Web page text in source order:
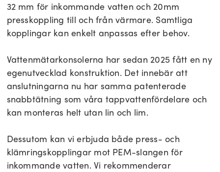
32 mm för inkommande vatten och 20mm
presskoppling till och från värmare. Samtliga
kopplingar kan enkelt anpassas efter behov.
Vattenmätarkonsolerna har sedan 2025 fått en ny
egenutvecklad konstruktion. Det innebär att
anslutningarna nu har samma patenterade
snabbtätning som våra tappvattenfördelare och
kan monteras helt utan lin och lim.
Dessutom kan vi erbjuda både press- och
klämringskopplingar mot PEM-slangen för
inkommande vatten. Vi rekommenderar